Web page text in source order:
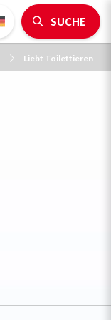
SUCHE
Liebt Toilettieren